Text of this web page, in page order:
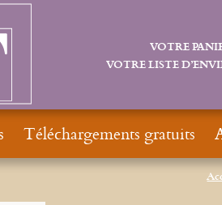
VOTRE
VOTRE LISTE
Téléchargements gratuits